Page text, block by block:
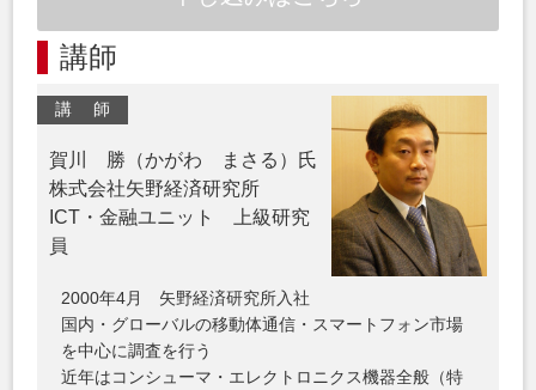
講師
講 師
賀川 勝（かがわ まさる）氏
株式会社矢野経済研究所
ICT・金融ユニット 上級研究
員
2000年4月 矢野経済研究所入社
国内・グローバルの移動体通信・スマートフォン市場
を中心に調査を行う
近年はコンシューマ・エレクトロニクス機器全般（特